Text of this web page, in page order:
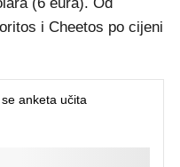
(6 eura). Od
i Cheetos po cijeni